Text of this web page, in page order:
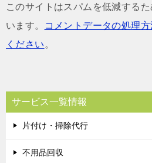
このサイトはスパムを低減する
います。
コメントデータの処理
ください 。
サービス一覧情報
片付け・掃除代行
不用品回収